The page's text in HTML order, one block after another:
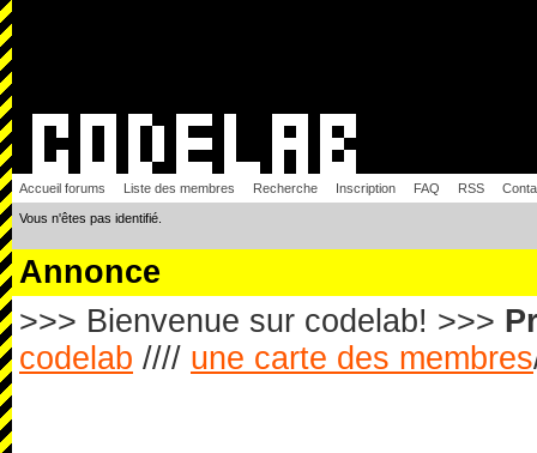
Accueil forums Liste des membres Recherche Inscription FAQ RSS
Vous n'êtes pas identifié.
Annonce
>>> Bienvenue sur codelab! >>>
codelab //// une carte des membres